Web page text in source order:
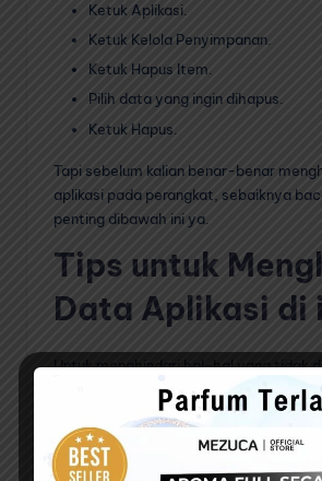
Ketuk Aplikasi.
Ketuk Kelola Penyimpanan.
Ketuk Hapus Item.
Pilih data yang ingin dihapus.
Ketuk Hapus.
Tapi sebelum kalian benar-benar
aplikasi pada perangkat, sebaiknya
penting dibawah ini ya.
Tips untuk
Data Aplikasi di
Untuk menghindari hal-hal yang tidak
dilakukan penghapusan data aplikasi,
membaca tips penting dibawah ini.
Berikut beberapa tips penting untuk
aplikasi di iPhone secara lengkap :